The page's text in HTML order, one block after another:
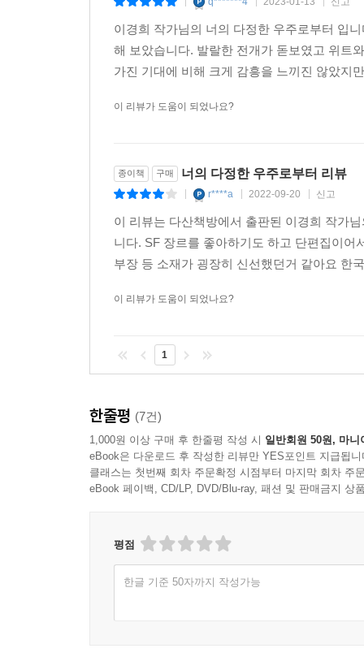
이경희 작가님의 너의 다정한 우주로부터 입
해 보았습니다. 발랄한 전개가 돋보였고 위트
가진 기대에 비해 크게 감흥을 느끼진 않았지
이 리뷰가 도움이 되었나요?
종이책 구매 너의 다정한 우주로부터 리뷰
r****a 2022-09-20 신고
이 리뷰는 다산책방에서 출판된 이경희 작가
니다. SF 장르를 좋아하기도 하고 단편집이
부장 등 소재가 굉장히 신선했던거 같아요 한
이 리뷰가 도움이 되었나요?
1
한줄평 (7건)
1,000원 이상 구매 후 한줄평 작성 시 일반회원 50원, 마니
eBook은 다운로드 후 작성한 리뷰만 YES포인트 지급됩니
클래스는 첫번째 회차 주문확정 시점부터 마지막 회차 주
eBook 페이백, CD/LP, DVD/Blu-ray, 패션 및 판매금지 상
평점
한글 기준 50자까지 작성가능